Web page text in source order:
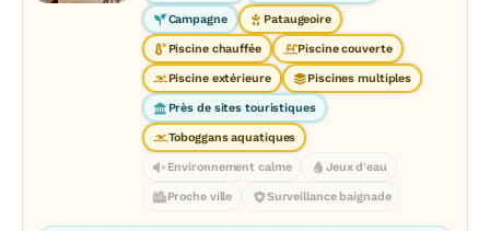
Campagne Pataugeoire
Piscine chauffée Piscine couverte
Piscine extérieure Piscines multiples
Près de sites touristiques
Toboggans aquatiques
Environnement calme Jeux d'eau
Proche ville Surveillance baignade